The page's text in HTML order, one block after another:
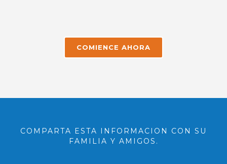
COMIENCE AHORA
COMPARTA ESTA INFORMACION CON SU
FAMILIA Y AMIGOS.